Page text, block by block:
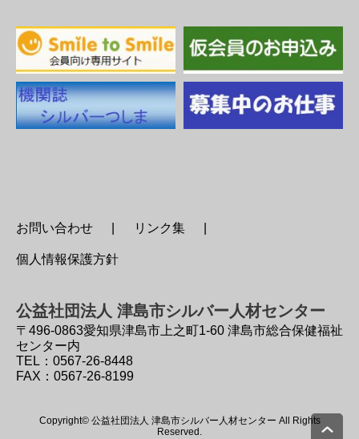
お問い合わせ リンク集
個人情報保護方針
公益社団法人 津島市シルバー人材センター
〒496-0863愛知県津島市上之町1-60 津島市総合保健福祉
センター内
TEL：0567-26-8448
FAX：0567-26-8199
Copyright© 公益社団法人 津島市シルバー人材センター All Rights
Reserved.